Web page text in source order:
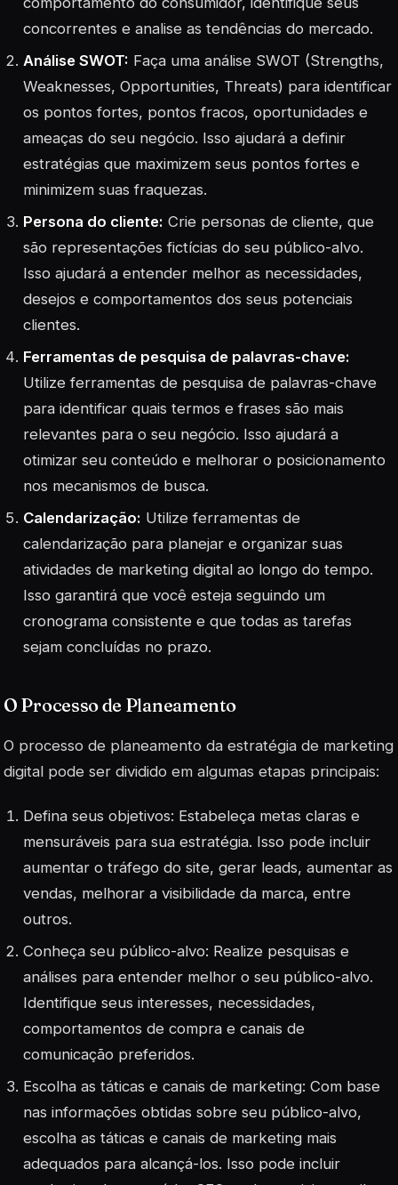
concorrentes e analise as tendências do mercado.
Análise SWOT: Faça uma análise SWOT (Strengths,
Weaknesses, Opportunities, Threats) para identificar
os pontos fortes, pontos fracos, oportunidades e
ameaças do seu negócio. Isso ajudará a definir
estratégias que maximizem seus pontos fortes e
minimizem suas fraquezas.
Persona do cliente: Crie personas de cliente, que
são representações fictícias do seu público-alvo.
Isso ajudará a entender melhor as necessidades,
desejos e comportamentos dos seus potenciais
clientes.
Ferramentas de pesquisa de palavras-chave:
Utilize ferramentas de pesquisa de palavras-chave
para identificar quais termos e frases são mais
relevantes para o seu negócio. Isso ajudará a
otimizar seu conteúdo e melhorar o posicionamento
nos mecanismos de busca.
Calendarização: Utilize ferramentas de
calendarização para planejar e organizar suas
atividades de marketing digital ao longo do tempo.
Isso garantirá que você esteja seguindo um
cronograma consistente e que todas as tarefas
sejam concluídas no prazo.
O Processo de Planeamento
O processo de planeamento da estratégia de marketing
digital pode ser dividido em algumas etapas principais:
Defina seus objetivos: Estabeleça metas claras e
mensuráveis para sua estratégia. Isso pode incluir
aumentar o tráfego do site, gerar leads, aumentar as
vendas, melhorar a visibilidade da marca, entre
outros.
Conheça seu público-alvo: Realize pesquisas e
análises para entender melhor o seu público-alvo.
Identifique seus interesses, necessidades,
comportamentos de compra e canais de
comunicação preferidos.
Escolha as táticas e canais de marketing: Com base
nas informações obtidas sobre seu público-alvo,
escolha as táticas e canais de marketing mais
adequados para alcançá-los. Isso pode incluir